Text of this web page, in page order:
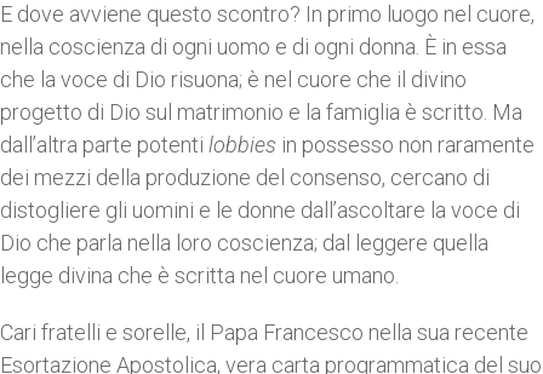
E dove avviene questo scontro? In primo luogo nel cuore,
nella coscienza di ogni uomo e di ogni donna. È in essa
che la voce di Dio risuona; è nel cuore che il divino
progetto di Dio sul matrimonio e la famiglia è scritto. Ma
dall’altra parte potenti lobbies in possesso non raramente
dei mezzi della produzione del consenso, cercano di
distogliere gli uomini e le donne dall’ascoltare la voce di
Dio che parla nella loro coscienza; dal leggere quella
legge divina che è scritta nel cuore umano.
Cari fratelli e sorelle, il Papa Francesco nella sua recente
Esortazione Apostolica, vera carta programmatica del suo